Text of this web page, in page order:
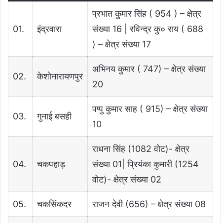
01. इंद्रवारा
प्रभात कुमार सिंह ( 954 ) – क्षेत्र
संख्या 16 | रविन्द्र कु० राय ( 688
) – क्षेत्र संख्या 17
02. केशोनारायणपुर
अभिनय कुमार ( 747) – क्षेत्र संख्या
20
03. गुनाई बसही
पप्पु कुमार साह ( 915) – क्षेत्र संख्या
10
04. चकपहाड़
राधना सिंह (1082 वोट)- क्षेत्र
संख्या 01| प्रियंका कुमारी (1254
वोट)- क्षेत्र संख्या 02
05. चकसिंकदर राजन देवी (656) – क्षेत्र संख्या 08